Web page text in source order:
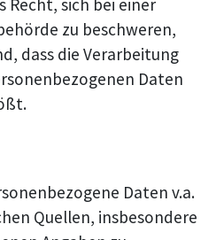
Recht, sich bei einer
zu beschweren,
dass die Verarbeitung
Daten
Daten v.a.
Quellen, insbesondere